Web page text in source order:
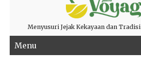
Menyusuri Jejak Kekayaan dan
Menu